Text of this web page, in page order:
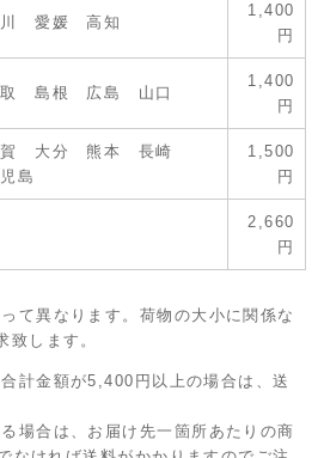
愛媛 高知
1,400
円
島根 広島 山口
1,400
円
大分 熊本 長崎
島
1,500
円
2,660
円
て異なります。荷物の大小に関係な
致します。
計金額が5,400円以上の場合は、送
場合は、お届け先一箇所あたりの商